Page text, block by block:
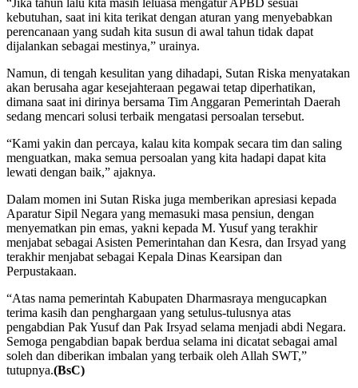
“Jika tahun lalu kita masih leluasa mengatur APBD sesuai
kebutuhan, saat ini kita terikat dengan aturan yang menyebabkan
perencanaan yang sudah kita susun di awal tahun tidak dapat
dijalankan sebagai mestinya,” urainya.
Namun, di tengah kesulitan yang dihadapi, Sutan Riska menyatakan
akan berusaha agar kesejahteraan pegawai tetap diperhatikan,
dimana saat ini dirinya bersama Tim Anggaran Pemerintah Daerah
sedang mencari solusi terbaik mengatasi persoalan tersebut.
“Kami yakin dan percaya, kalau kita kompak secara tim dan saling
menguatkan, maka semua persoalan yang kita hadapi dapat kita
lewati dengan baik,” ajaknya.
Dalam momen ini Sutan Riska juga memberikan apresiasi kepada
Aparatur Sipil Negara yang memasuki masa pensiun, dengan
menyematkan pin emas, yakni kepada M. Yusuf yang terakhir
menjabat sebagai Asisten Pemerintahan dan Kesra, dan Irsyad yang
terakhir menjabat sebagai Kepala Dinas Kearsipan dan
Perpustakaan.
“Atas nama pemerintah Kabupaten Dharmasraya mengucapkan
terima kasih dan penghargaan yang setulus-tulusnya atas
pengabdian Pak Yusuf dan Pak Irsyad selama menjadi abdi Negara.
Semoga pengabdian bapak berdua selama ini dicatat sebagai amal
soleh dan diberikan imbalan yang terbaik oleh Allah SWT,”
tutupnya.(BsC)